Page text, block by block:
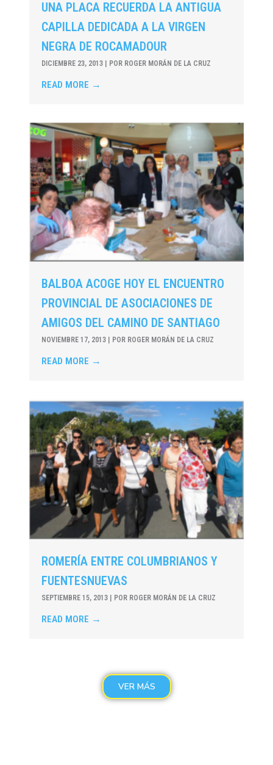
UNA PLACA RECUERDA LA ANTIGUA
CAPILLA DEDICADA A LA VIRGEN
NEGRA DE ROCAMADOUR
DICIEMBRE 23, 2013 POR ROGER MORÁN DE LA CRUZ
READ MORE →
BALBOA ACOGE HOY EL ENCUENTRO
PROVINCIAL DE ASOCIACIONES DE
AMIGOS DEL CAMINO DE SANTIAGO
NOVIEMBRE 17, 2013 POR ROGER MORÁN DE LA CRUZ
READ MORE →
ROMERÍA ENTRE COLUMBRIANOS Y
FUENTESNUEVAS
SEPTIEMBRE 15, 2013 POR ROGER MORÁN DE LA CRUZ
READ MORE →
VER MÁS